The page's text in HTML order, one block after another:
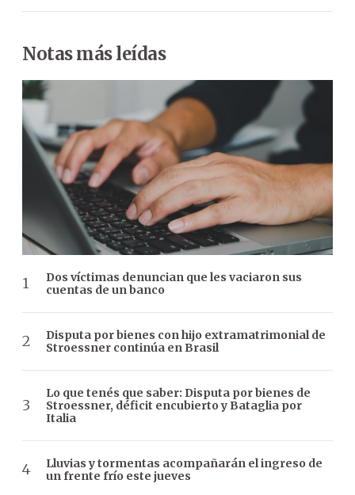
Notas más leídas
Dos víctimas denuncian que les vaciaron sus
cuentas de un banco
Disputa por bienes con hijo extramatrimonial de
Stroessner continúa en Brasil
Lo que tenés que saber: Disputa por bienes de
Stroessner, déficit encubierto y Bataglia por
Italia
Lluvias y tormentas acompañarán el ingreso de
un frente frío este jueves